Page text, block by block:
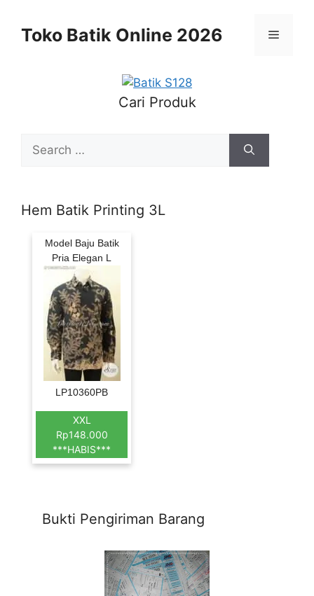
contentToko Batik Online 2026 Menu
Cari Produk
for:
Hem Batik Printing 3L
Model Baju Batik
Pria Elegan L
LP10360PB
XXL
Rp148.000
***HABIS***
Bukti Pengiriman Barang